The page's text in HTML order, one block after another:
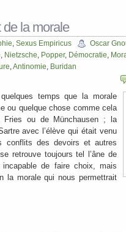
la morale
, Sexus Empiricus
Oscar
, Nietzsche, Popper, Démocratie,
,Antinomie, Buridan
temps que la morale
ou quelque chose comme cela
Fries ou de Münchausen ; la
avec l’élève qui était venu
conflits des devoirs et autres
retrouve toujours tel l’âne de
de faire choix, mais
la morale qui nous permettrait